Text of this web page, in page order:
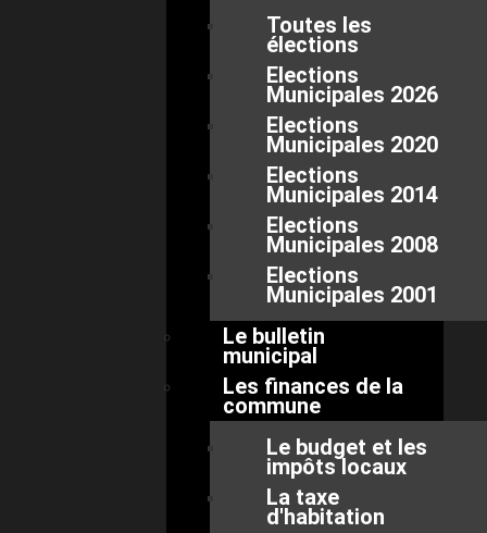
Toutes les
élections
Elections
Municipales 2026
Elections
Municipales 2020
Elections
Municipales 2014
Elections
Municipales 2008
Elections
Municipales 2001
Le bulletin
municipal
Les finances de la
commune
Le budget et les
impôts locaux
La taxe
d'habitation